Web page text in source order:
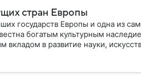
стран Европы
государств Европы и одна из
богатым культурным
вкладом в развитие науки,